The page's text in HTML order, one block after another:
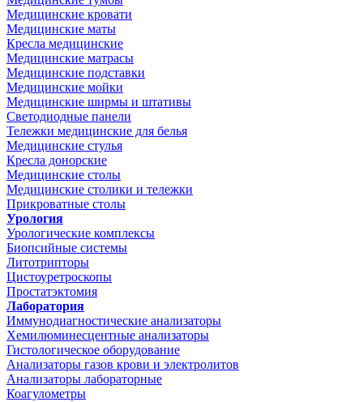
Медицинские кровати
Медицинские маты
Кресла медицинские
Медицинские матрасы
Медицинские подставки
Медицинские мойки
Медицинские ширмы и штативы
Светодиодные панели
Тележки медицинские для белья
Медицинские стулья
Кресла донорские
Медицинские столы
Медицинские столики и тележки
Прикроватные столы
Урология
Урологические комплексы
Биопсийные системы
Литотрипторы
Цистоуретроскопы
Простатэктомия
Лаборатория
Иммунодиагностические анализаторы
Хемилюминесцентные анализаторы
Гистологическое оборудование
Анализаторы газов крови и электролитов
Анализаторы лабораторные
Коагулометры